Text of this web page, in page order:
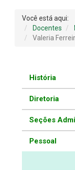
Você está aqui:
Docentes
Valeria
História
Diretoria
Seções
Pessoal